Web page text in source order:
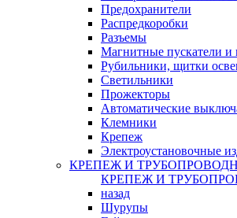
Предохранители
Распредкоробки
Разъемы
Магнитные пускатели и
Рубильники, щитки
Светильники
Прожекторы
Автоматические
Клемники
Крепеж
Электроустановочные
КРЕПЕЖ И
КРЕПЕЖ И
назад
Шурупы